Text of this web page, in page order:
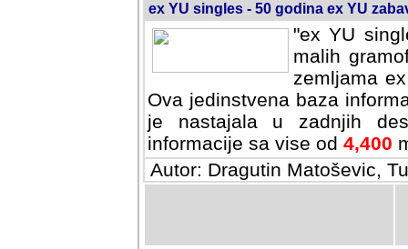
ex YU singles - 50 godina ex YU
"ex YU
malih
zemljama
Ova jedinstvena baza
je nastajala u zadnjih
informacije sa vise od 4,400
Autor: Dragutin Matoševic,